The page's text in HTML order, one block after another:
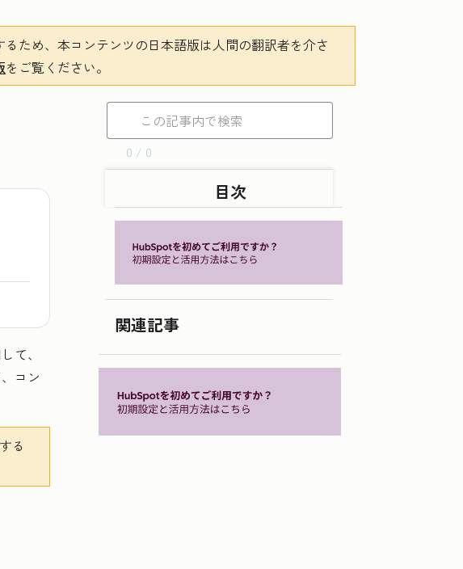
ため、本コンテンツの日本語版は人間の翻訳者を介さ
をご覧ください。
て、
コン
る
0 / 0
目次
関連記事